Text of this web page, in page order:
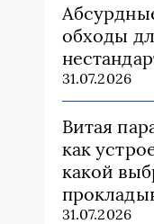
обходы
31.07.2026
Витая
как
какой
31.07.2026